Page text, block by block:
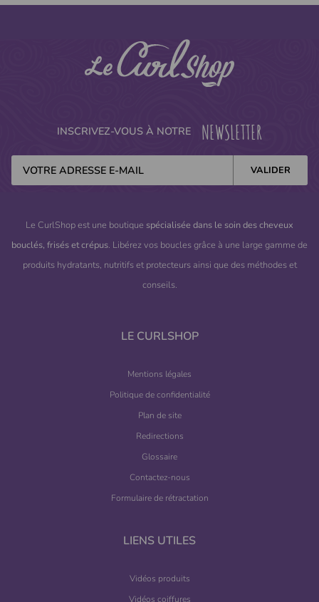
INSCRIVEZ-VOUS À NOTRE NEWSLETTER
Le CurlShop est une boutique spécialisée dans le soin des cheveux
bouclés, frisés et crépus. Libérez vos boucles grâce à une large gamme de
produits hydratants, nutritifs et protecteurs ainsi que des méthodes et
conseils.
LE CURLSHOP
Mentions légales
Politique de confidentialité
Plan de site
Redirections
Glossaire
Contactez-nous
Formulaire de rétractation
LIENS UTILES
Vidéos produits
Vidéos coiffures